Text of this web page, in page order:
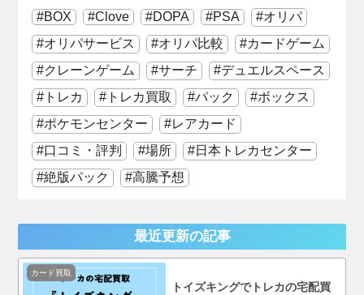
BOX Clove DOPA PSA
オリパ
オリパサービス
オリパ比較
カードゲーム
クレーンゲーム
サーチ
デュエルスペース
トレカ
トレカ買取 パック
ボックス
ポケモンセンター
レアカード
口コミ・評判
場所
日本トレカセンター
絶版パック
高騰予想
最近更新の記事
トイズキングでトレカの宅配買
カード買取